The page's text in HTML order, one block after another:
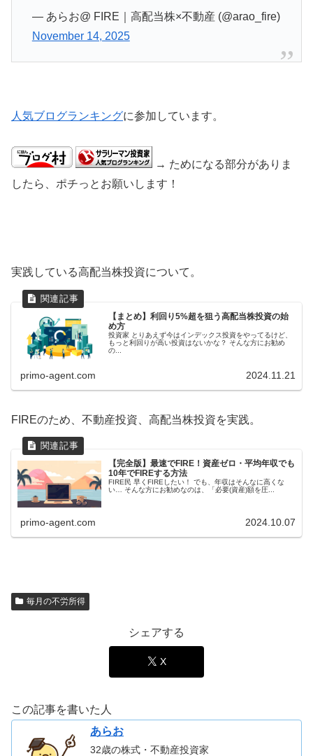
— あらお@ FIRE｜高配当株×不動産 (@arao_fire)
November 14, 2025
人気ブログランキングに参加しています。
→ ためになる部分がありま
したら、ポチっとお願いします！
実践している高配当株投資について。
【まとめ】利回り5%超を狙う高配当株投資の始
め方
投資家 とりあえず今はインデックス投資をやってるけど、
もっと利回りが高い投資はないかな？ そんな方にお勧め
の...
primo-agent.com 2024.11.21
FIREのため、不動産投資、高配当株投資を実践。
【完全版】最速でFIRE！資産ゼロ・平均年収でも
10年でFIREする方法
FIRE民 早くFIREしたい！ でも、年収はそんなに高くな
い… そんな方にお勧めなのは、「必要(資産)額を圧...
primo-agent.com 2024.10.07
毎月の不労所得
シェアする
X
この記事を書いた人
あらお
32歳の株式・不動産投資家